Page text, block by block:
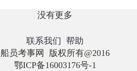
没有更多
联系我们 帮助
船员考事网 版权所有@2016
鄂ICP备16003176号-1